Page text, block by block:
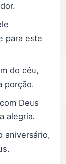
para este
do céu,
porção.
Deus
alegria.
aniversário,